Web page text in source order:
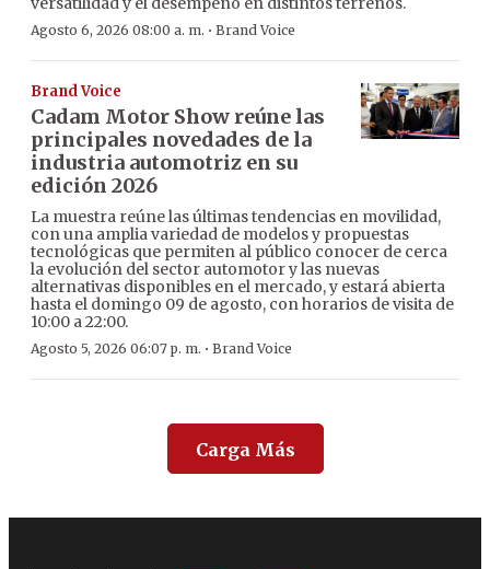
Agosto 6, 2026 08:00 a. m. · Brand Voice
Brand Voice
Cadam Motor Show reúne las
principales novedades de la
industria automotriz en su
edición 2026
La muestra reúne las últimas tendencias en movilidad,
con una amplia variedad de modelos y propuestas
tecnológicas que permiten al público conocer de cerca
la evolución del sector automotor y las nuevas
alternativas disponibles en el mercado, y estará abierta
hasta el domingo 09 de agosto, con horarios de visita de
10:00 a 22:00.
Agosto 5, 2026 06:07 p. m. · Brand Voice
Carga Más